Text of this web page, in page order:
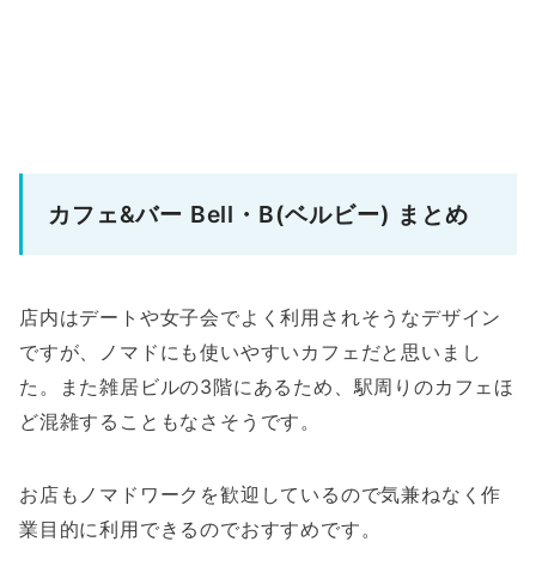
カフェ&バー Bell・B(ベルビー) まとめ
店内はデートや女子会でよく利用されそうなデザイン
ですが、ノマドにも使いやすいカフェだと思いまし
た。また雑居ビルの3階にあるため、駅周りのカフェほ
ど混雑することもなさそうです。
お店もノマドワークを歓迎しているので気兼ねなく作
業目的に利用できるのでおすすめです。